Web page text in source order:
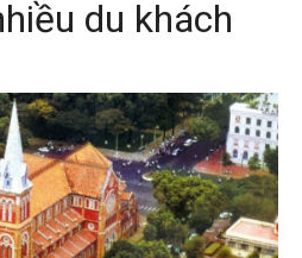
du khách